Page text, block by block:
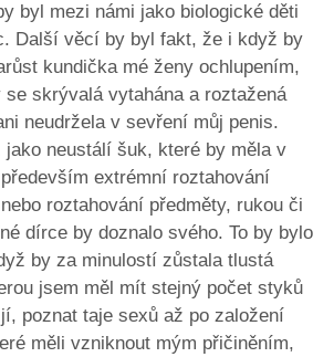
byl mezi námi jako biologické děti
Další věcí by byl fakt, že i když by
kundička mé ženy ochlupením,
se skrývalá vytahána a roztažená
neudržela v sevření můj penis.
jako neustálí šuk, které by měla v
extrémní roztahování
roztahování předměty, rukou či
dírce by doznalo svého. To by bylo
by za minulostí zůstala tlustá
jsem měl mít stejný počet styků
poznat taje sexů až po založení
měli vzniknout mým přičiněním,